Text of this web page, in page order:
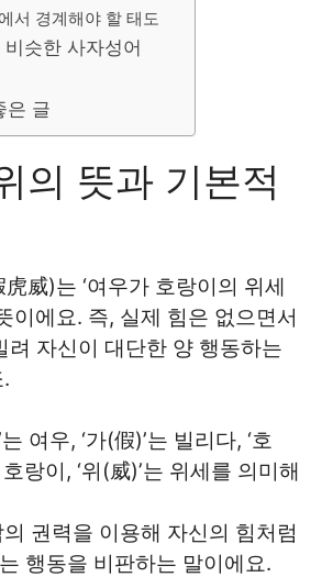
서 경계해야 할 태도
슷한 사자성어
은 글
의 뜻과 기본적
威)는 ‘여우가 호랑이의 위세
이에요. 즉, 실제 힘은 없으면서
려 자신이 대단한 양 행동하는
는 여우, ‘가(假)’는 빌리다, ‘호
호랑이, ‘위(威)’는 위세를 의미해
권력을 이용해 자신의 힘처럼
행동을 비판하는 말이에요.